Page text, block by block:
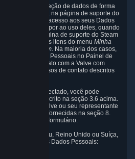
seu direito à proteção de dados de forma
seção dedicada na página de suporte do
Ela oferece acesso aos seus Dados
excluí-los e se opor ao uso deles, quando
o login na página de suporte do Steam
e escolha os itens do menuMinha
sua conta Steam. Na maioria dos casos,
ou excluir Dados Pessoais no Painel de
entrar em contato com a Valve com
meio dos processos de contato descritos
sem estar conectado, você pode
do processo descrito na seção 3.6 acima.
contato com a Valve ou seu representante
de contato fornecidas na seção 8.
formulário.
Europeu, Reino Unido ou Suíça,
quanto aos seus Dados Pessoais: